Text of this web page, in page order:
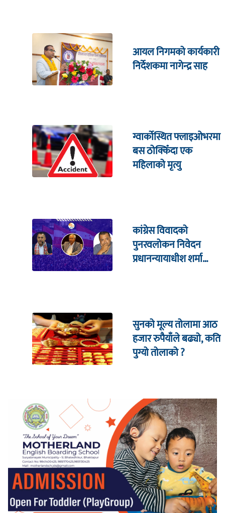
आयल निगमको कार्यकारी
निर्देशकमा नागेन्द्र साह
ग्वार्कोस्थित फ्लाइओभरमा
बस ठोक्किँदा एक
महिलाको मृत्यु
कांग्रेस विवादको
पुनरवलोकन निवेदन
प्रधानन्यायाधीश शर्मा
सुनको मूल्य तोलामा आठ
हजार रुपैयाँले बढ्यो, कति
पुग्यो तोलाको ?